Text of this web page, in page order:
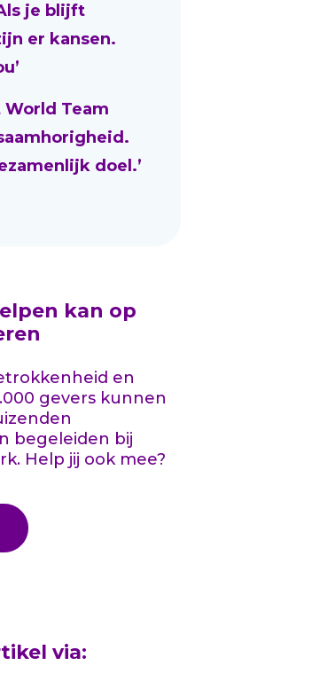
je blijft
er kansen.
World Team
doel.’
kan op
en
gevers kunnen
begeleiden bij
Help jij ook mee?
via: